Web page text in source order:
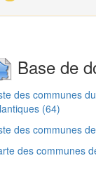
Base de
des communes
(64)
des communes
des communes